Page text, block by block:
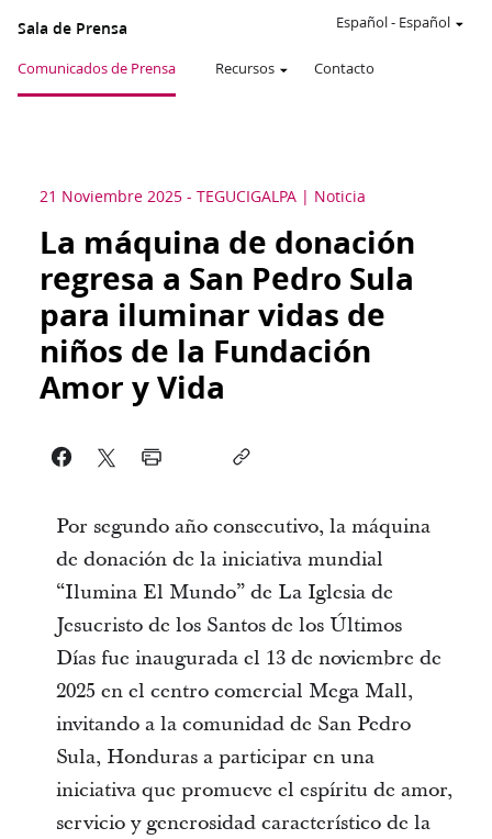
Sala de Prensa
Comunicados de Prensa Recursos Contacto
Español- Español
21 Noviembre 2025 - TEGUCIGALPA Noticia
La máquina de donación
regresa a San Pedro Sula
para iluminar vidas de
niños de la Fundación
Amor y Vida
Por segundo año consecutivo, la máquina
de donación de la iniciativa mundial
“Ilumina El Mundo” de La Iglesia de
Jesucristo de los Santos de los Últimos
Días fue inaugurada el 13 de noviembre de
2025 en el centro comercial Mega Mall,
invitando a la comunidad de San Pedro
Sula, Honduras a participar en una
iniciativa que promueve el espíritu de amor,
servicio y generosidad característico de la